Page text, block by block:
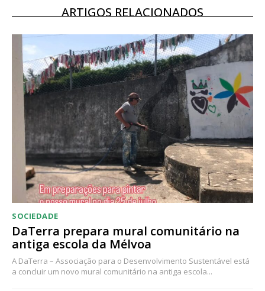
ARTIGOS RELACIONADOS
SOCIEDADE
DaTerra prepara mural comunitário na
antiga escola da Mélvoa
A DaTerra – Associação para o Desenvolvimento Sustentável está
a concluir um novo mural comunitário na antiga escola...